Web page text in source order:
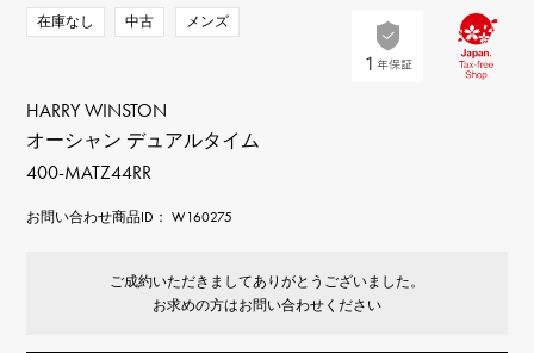
VINTAGE WATCH
ヴィンテージウォッチ
在庫なし 中古 メンズ
HARRY WINSTON
オーシャン デュアルタイム
400-MATZ44RR
お問い合わせ商品ID： W160275
ご成約いただきましてありがとうございました。
お求めの方はお問い合わせください